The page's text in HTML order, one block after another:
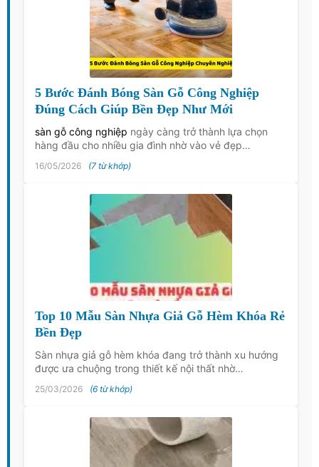
5 Bước Đánh Bóng Sàn Gỗ Công Nghiệp
Đúng Cách Giúp Bền Đẹp Như Mới
sàn gỗ công nghiệp ngày càng trở thành lựa chọn
hàng đầu cho nhiều gia đình nhờ vào vẻ đẹp…
16/05/2026 (7 từ khớp)
Top 10 Mẫu Sàn Nhựa Giả Gỗ Hèm Khóa Rẻ
Bền Đẹp
Sàn nhựa giả gỗ hèm khóa đang trở thành xu hướng
được ưa chuộng trong thiết kế nội thất nhờ…
25/03/2026 (6 từ khớp)